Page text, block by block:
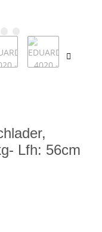
Lfh: 56cm